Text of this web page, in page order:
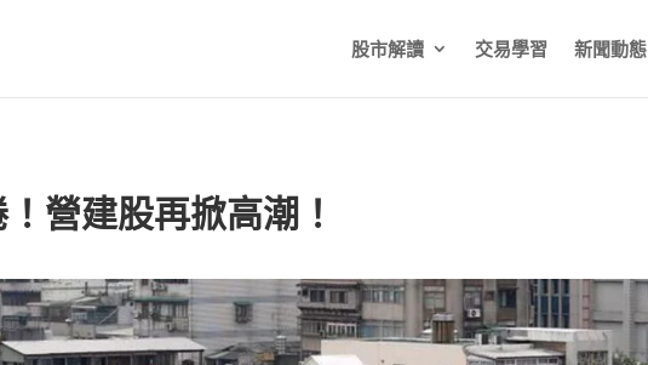
股市解讀 交易學習 新聞動態
營建股再掀高潮！